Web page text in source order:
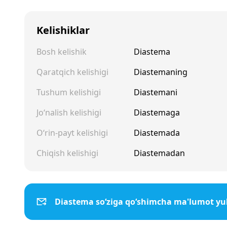
Kelishiklar
Bosh kelishik
Diastema
Qaratqich kelishigi
Diastemaning
Tushum kelishigi
Diastemani
Jo‘nalish kelishigi
Diastemaga
O‘rin-payt kelishigi
Diastemada
Chiqish kelishigi
Diastemadan
Diastema so‘ziga qo‘shimcha ma'lumot